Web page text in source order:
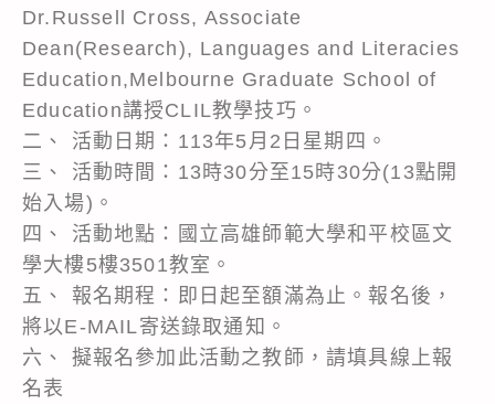
Dr.Russell Cross, Associate
Dean(Research), Languages and Literacies
Education,Melbourne Graduate School of
Education講授CLIL教學技巧。
二、 活動日期：113年5月2日星期四。
三、 活動時間：13時30分至15時30分(13點開
始入場)。
四、 活動地點：國立高雄師範大學和平校區文
學大樓5樓3501教室。
五、 報名期程：即日起至額滿為止。報名後，
將以E-MAIL寄送錄取通知。
六、 擬報名參加此活動之教師，請填具線上報
名表